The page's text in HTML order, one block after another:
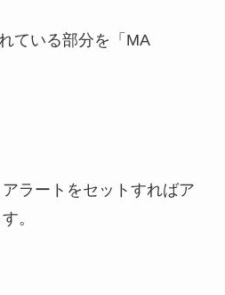
ている部分を「MA
アラートをセットすればア
。